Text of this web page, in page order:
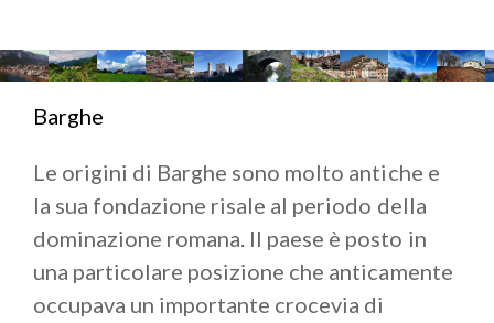
Barghe
Le origini di Barghe sono molto antiche e
la sua fondazione risale al periodo della
dominazione romana. Il paese è posto in
una particolare posizione che anticamente
occupava un importante crocevia di